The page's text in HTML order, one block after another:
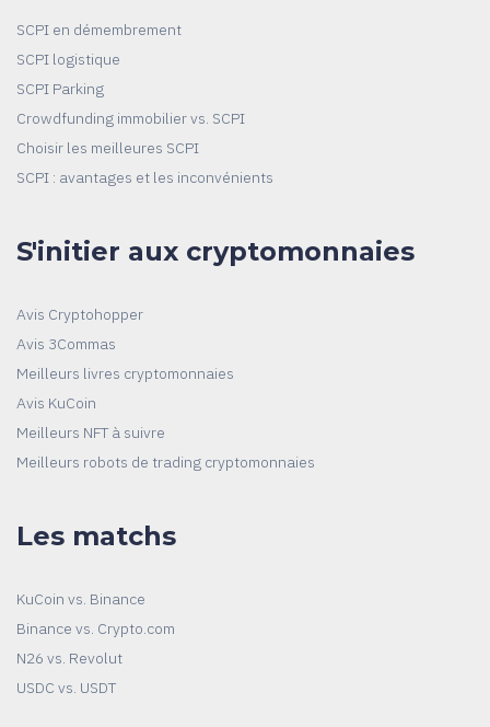
SCPI en démembrement
SCPI logistique
SCPI Parking
Crowdfunding immobilier vs. SCPI
Choisir les meilleures SCPI
SCPI : avantages et les inconvénients
S'initier aux cryptomonnaies
Avis Cryptohopper
Avis 3Commas
Meilleurs livres cryptomonnaies
Avis KuCoin
Meilleurs NFT à suivre
Meilleurs robots de trading cryptomonnaies
Les matchs
KuCoin vs. Binance
Binance vs. Crypto.com
N26 vs. Revolut
USDC vs. USDT